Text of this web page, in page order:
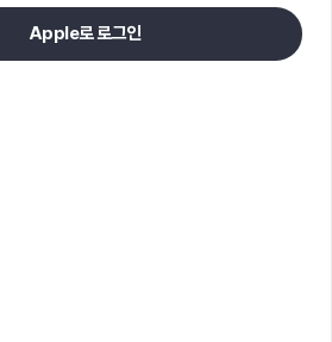
Apple로 로그인